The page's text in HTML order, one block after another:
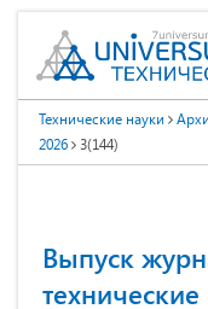
Технические науки
2026
3(144)
Выпуск